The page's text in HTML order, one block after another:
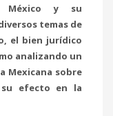
México y su
temas de
el bien jurídico
analizando un
Mexicana sobre
efecto en la